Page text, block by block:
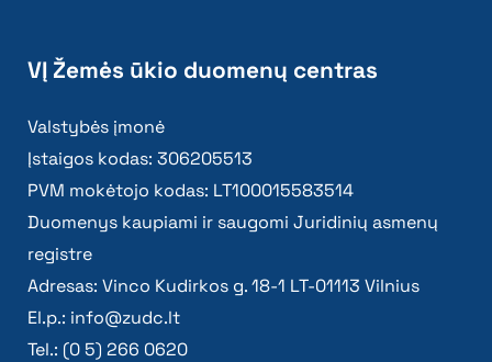
VĮ Žemės ūkio duomenų centras
Valstybės įmonė
Įstaigos kodas: 306205513
PVM mokėtojo kodas: LT100015583514
Duomenys kaupiami ir saugomi Juridinių asmenų
registre
Adresas: Vinco Kudirkos g. 18-1 LT-01113 Vilnius
El.p.: info@zudc.lt
Tel.: (0 5) 266 0620